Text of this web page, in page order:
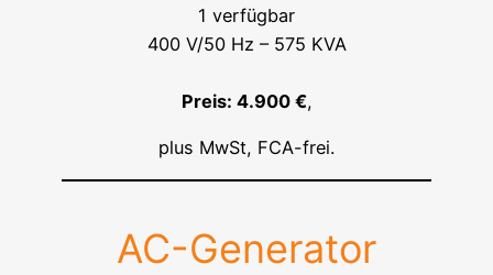
1 verfügbar
400 V/50 Hz – 575 KVA
Preis: 4.900 €,
plus MwSt, FCA-frei.
AC-Generator